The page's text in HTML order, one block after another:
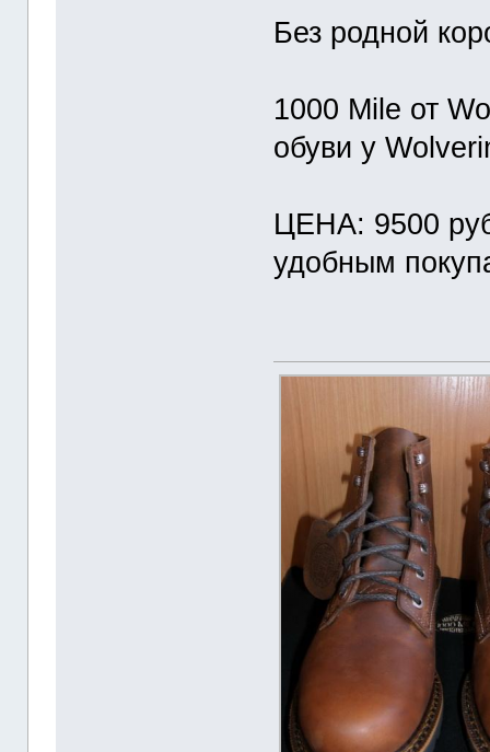
Без родной
1000 Mile от
обуви у
ЦЕНА: 9500
удобным